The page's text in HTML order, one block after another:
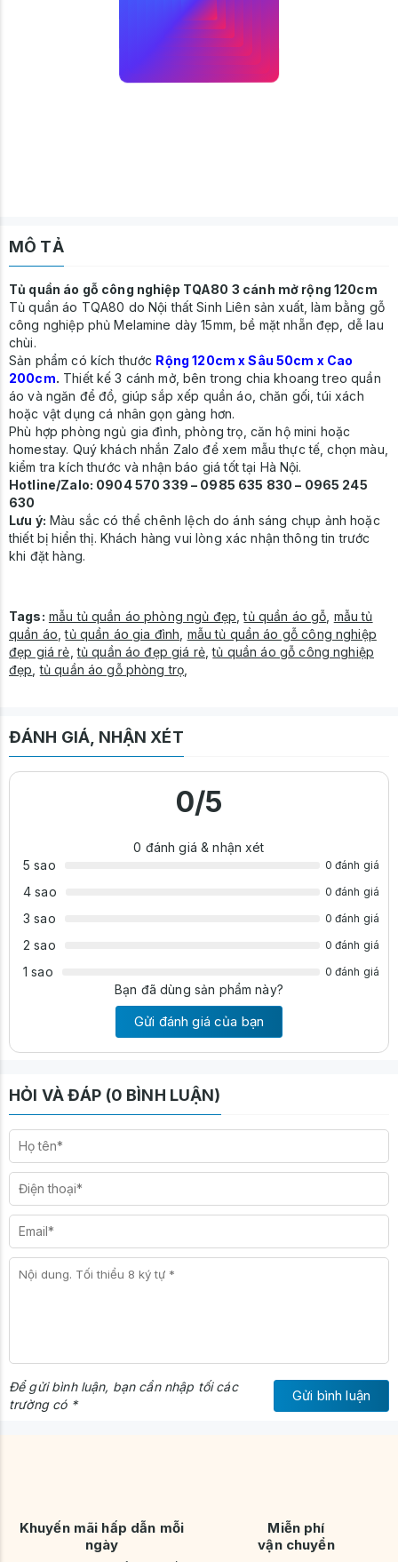
MÔ TẢ
Tủ quần áo gỗ công nghiệp TQA80 3 cánh mở rộng 120cm
Tủ quần áo TQA80 do Nội thất Sinh Liên sản xuất, làm bằng gỗ
công nghiệp phủ Melamine dày 15mm, bề mặt nhẵn đẹp, dễ lau
chùi.
Sản phẩm có kích thước Rộng 120cm x Sâu 50cm x Cao
200cm. Thiết kế 3 cánh mở, bên trong chia khoang treo quần
áo và ngăn để đồ, giúp sắp xếp quần áo, chăn gối, túi xách
hoặc vật dụng cá nhân gọn gàng hơn.
Phù hợp phòng ngủ gia đình, phòng trọ, căn hộ mini hoặc
homestay. Quý khách nhắn Zalo để xem mẫu thực tế, chọn màu,
kiểm tra kích thước và nhận báo giá tốt tại Hà Nội.
Hotline/Zalo: 0904 570 339 – 0985 635 830 – 0965 245
630
Lưu ý: Màu sắc có thể chênh lệch do ánh sáng chụp ảnh hoặc
thiết bị hiển thị. Khách hàng vui lòng xác nhận thông tin trước
khi đặt hàng.
Tags: mẫu tủ quần áo phòng ngủ đẹp ,tủ quần áo gỗ mẫu tủ
quần áo ,tủ quần áo gia đình mẫu tủ quần áo gỗ công nghiệp
đẹp giá rẻ ,tủ quần áo đẹp giá rẻ,tủ quần áo gỗ công nghiệp
đẹp ,tủ quần áo gỗ phòng trọ
ĐÁNH GIÁ, NHẬN XÉT
0/5
0 đánh giá & nhận xét
5 sao
0 đánh giá
4 sao 0 đánh giá
3 sao 0 đánh giá
2 sao 0 đánh giá
1 sao 0 đánh giá
Bạn đã dùng sản phẩm này?
Gửi đánh giá của bạn
HỎI VÀ ĐÁP (0 BÌNH LUẬN)
Để gửi bình luận, bạn cần nhập tối các
trường có *
Gửi bình luận
Khuyến mãi hấp dẫn mỗi
ngày
Miễn phí
vận chuyển